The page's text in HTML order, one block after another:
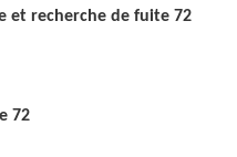
et recherche de fuite 72
72